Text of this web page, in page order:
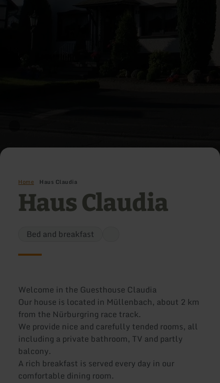
Home Haus Claudia
Haus Claudia
Bed and breakfast
Welcome in the Guesthouse Claudia
Our house is located in Müllenbach, about 2 km
from the Nürburgring race track.
We provide nice and carefully tended rooms, all
including a private bathroom, TV and partly
balcony.
A rich breakfast is served every day in our
comfortable dining room.